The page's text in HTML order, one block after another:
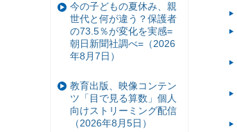
今の子どもの夏休み、親
世代と何が違う？保護者
の73.5％が変化を実感=
朝日新聞社調べ=（2026
年8月7日）
教育出版、映像コンテン
ツ「目で見る算数」個人
向けストリーミング配信
（2026年8月5日）